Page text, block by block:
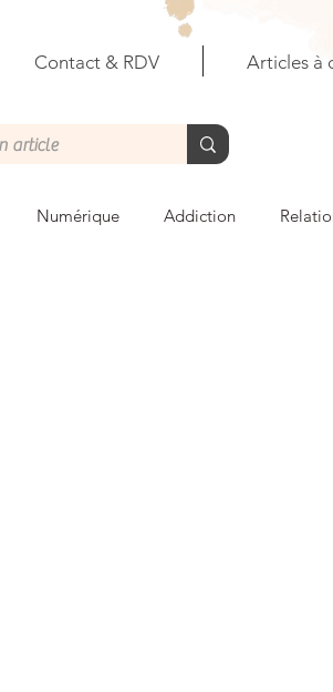
Contact & RDV Articles à
Numérique Addiction